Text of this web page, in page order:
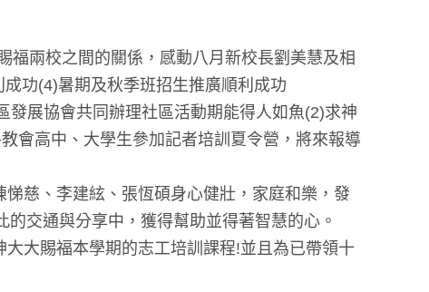
福兩校之間的關係，感動八月新校長劉美慧及相
功(4)暑期及秋季班招生推廣順利成功
展協會共同辦理社區活動期能得人如魚(2)求神
會高中、大學生參加記者培訓夏令營，將來報導
慈、李建絃、張恆碩身心健壯，家庭和樂，發
交通與分享中，獲得幫助並得著智慧的心。
大賜福本學期的志工培訓課程!並且為已帶領十